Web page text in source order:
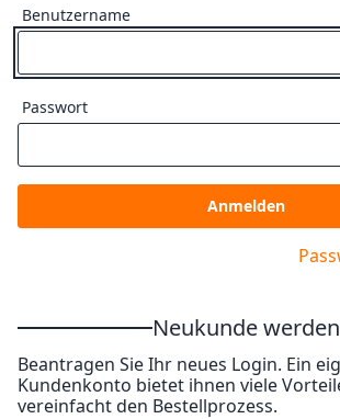
Benutzername
Passwort
Anmelden
Neukunde werden
Beantragen Sie Ihr neues Login. Ein
Kundenkonto bietet ihnen viele
vereinfacht den Bestellprozess.